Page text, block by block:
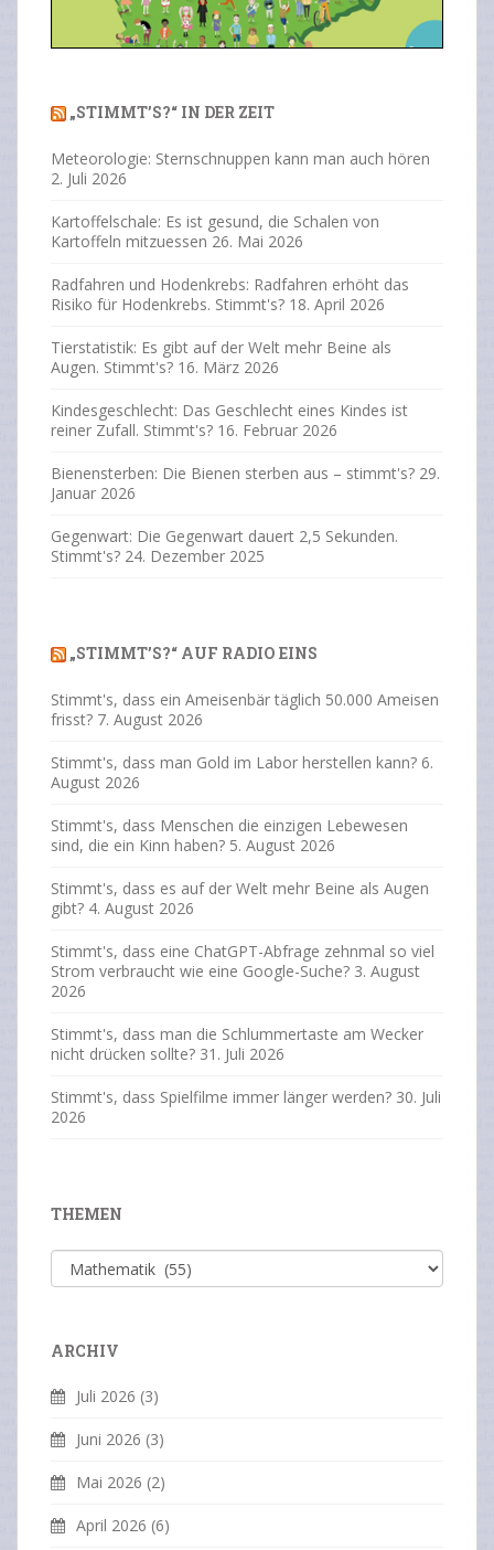
„STIMMT’S?“ IN DER ZEIT
Meteorologie: Sternschnuppen kann man auch hören
2. Juli 2026
Kartoffelschale: Es ist gesund, die Schalen von
Kartoffeln mitzuessen 26. Mai 2026
Radfahren und Hodenkrebs: Radfahren erhöht das
Risiko für Hodenkrebs. Stimmt's? 18. April 2026
Tierstatistik: Es gibt auf der Welt mehr Beine als
Augen. Stimmt's? 16. März 2026
Kindesgeschlecht: Das Geschlecht eines Kindes ist
reiner Zufall. Stimmt's? 16. Februar 2026
Bienensterben: Die Bienen sterben aus – stimmt's? 29.
Januar 2026
Gegenwart: Die Gegenwart dauert 2,5 Sekunden.
Stimmt's? 24. Dezember 2025
„STIMMT’S?“ AUF RADIO EINS
Stimmt's, dass ein Ameisenbär täglich 50.000 Ameisen
frisst? 7. August 2026
Stimmt's, dass man Gold im Labor herstellen kann? 6.
August 2026
Stimmt's, dass Menschen die einzigen Lebewesen
sind, die ein Kinn haben? 5. August 2026
Stimmt's, dass es auf der Welt mehr Beine als Augen
gibt? 4. August 2026
Stimmt's, dass eine ChatGPT-Abfrage zehnmal so viel
Strom verbraucht wie eine Google-Suche? 3. August
2026
Stimmt's, dass man die Schlummertaste am Wecker
nicht drücken sollte? 31. Juli 2026
Stimmt's, dass Spielfilme immer länger werden? 30. Juli
2026
THEMEN
Themen
ARCHIV
Juli 2026 (3)
Juni 2026 (3)
Mai 2026 (2)
April 2026 (6)